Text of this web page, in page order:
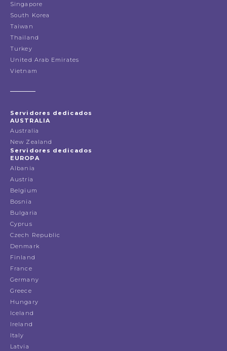
Singapore
South Korea
Taiwan
Thailand
Turkey
United Arab Emirates
Vietnam
Servidores dedicados
AUSTRALIA
Australia
New Zealand
Servidores dedicados
EUROPA
Albania
Austria
Belgium
Bosnia
Bulgaria
Cyprus
Czech Republic
Denmark
Finland
France
Germany
Greece
Hungary
Iceland
Ireland
Italy
Latvia